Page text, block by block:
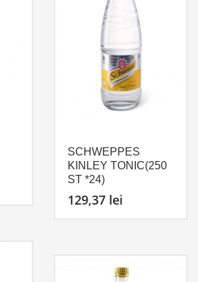
SCHWEPPES
KINLEY TONIC(250
ST *24)
129,37 lei